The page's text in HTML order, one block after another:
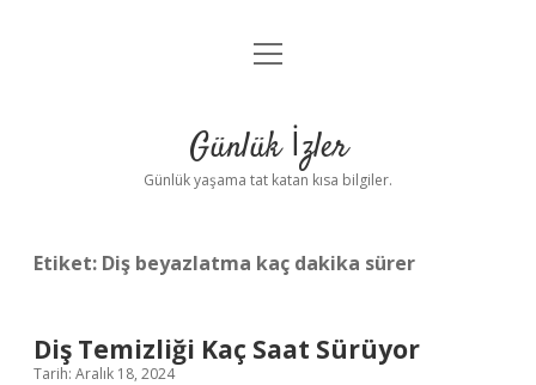
Anasayfa
Yasal Uyarı
menüyü
Günlük İzler
Günlük yaşama tat katan kısa bilgiler.
Etiket: Diş beyazlatma kaç dakika sürer
Diş Temizliği Kaç Saat Sürüyor
Tarih: Aralık 18, 2024